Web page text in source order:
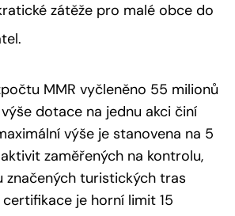
zátěže pro malé obce do
MMR vyčleněno 55 milionů
dotace na jednu akci činí
výše je stanovena na 5
zaměřených na kontrolu,
značených turistických tras
je horní limit 15